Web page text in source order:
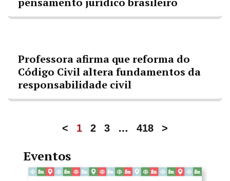
Professora afirma que reforma do
Código Civil altera fundamentos da
responsabilidade civil
< 1 2 3 … 418 >
Eventos